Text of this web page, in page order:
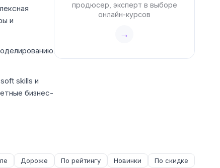
и
skills и
бизнес-
продюсер, эксперт в выборе
онлайн-курсов
→
Дороже По рейтингу Новинки По скидке